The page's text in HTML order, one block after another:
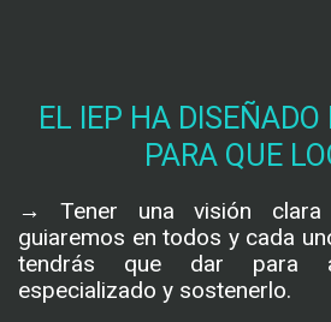
EL IEP HA DISEÑADO
PARA QUE
→ Tener una visión clara
guiaremos en todos y cada
tendrás que dar para
especializado y sostenerlo.